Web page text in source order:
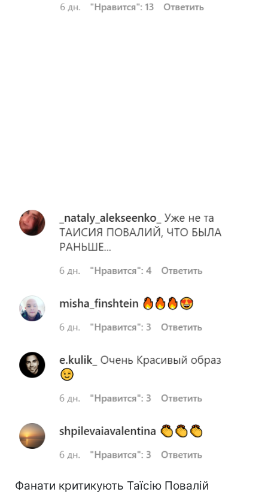
Фанати критикують Таїсію Повалій